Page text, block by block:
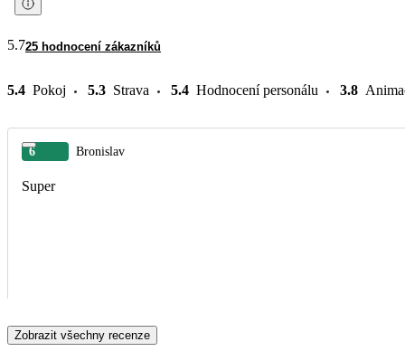
5.725 hodnocení zákazníků
5.4 Pokoj 5.3 Strava 5.4 Hodnocení personálu 3.8
6 Bronislav
Super
Zobrazit všechny recenze